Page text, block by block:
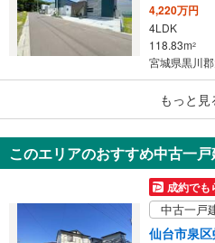
4,220万円
4LDK
118.83m2
宮城県黒川
成約でも
石巻市鹿
3,170万円
4LDK
102.67m2（
宮城県石巻市
もっと見
このエリアのおすすめ中古一戸
成約でも
中古一戸
仙台市泉